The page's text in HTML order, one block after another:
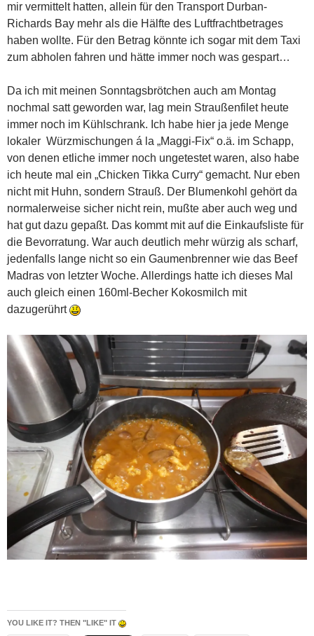
mir vermittelt hatten, allein für den Transport Durban-
Richards Bay mehr als die Hälfte des Luftfrachtbetrages
haben wollte. Für den Betrag könnte ich sogar mit dem Taxi
zum abholen fahren und hätte immer noch was gespart…
Da ich mit meinen Sonntagsbrötchen auch am Montag
nochmal satt geworden war, lag mein Straußenfilet heute
immer noch im Kühlschrank. Ich habe hier ja jede Menge
lokaler Würzmischungen á la „Maggi-Fix“ o.ä. im Schapp,
von denen etliche immer noch ungetestet waren, also habe
ich heute mal ein „Chicken Tikka Curry“ gemacht. Nur eben
nicht mit Huhn, sondern Strauß. Der Blumenkohl gehört da
normalerweise sicher nicht rein, mußte aber auch weg und
hat gut dazu gepaßt. Das kommt mit auf die Einkaufsliste für
die Bevorratung. War auch deutlich mehr würzig als scharf,
jedenfalls lange nicht so ein Gaumenbrenner wie das Beef
Madras von letzter Woche. Allerdings hatte ich dieses Mal
auch gleich einen 160ml-Becher Kokosmilch mit
dazugerührt
YOU LIKE IT? THEN "LIKE" IT